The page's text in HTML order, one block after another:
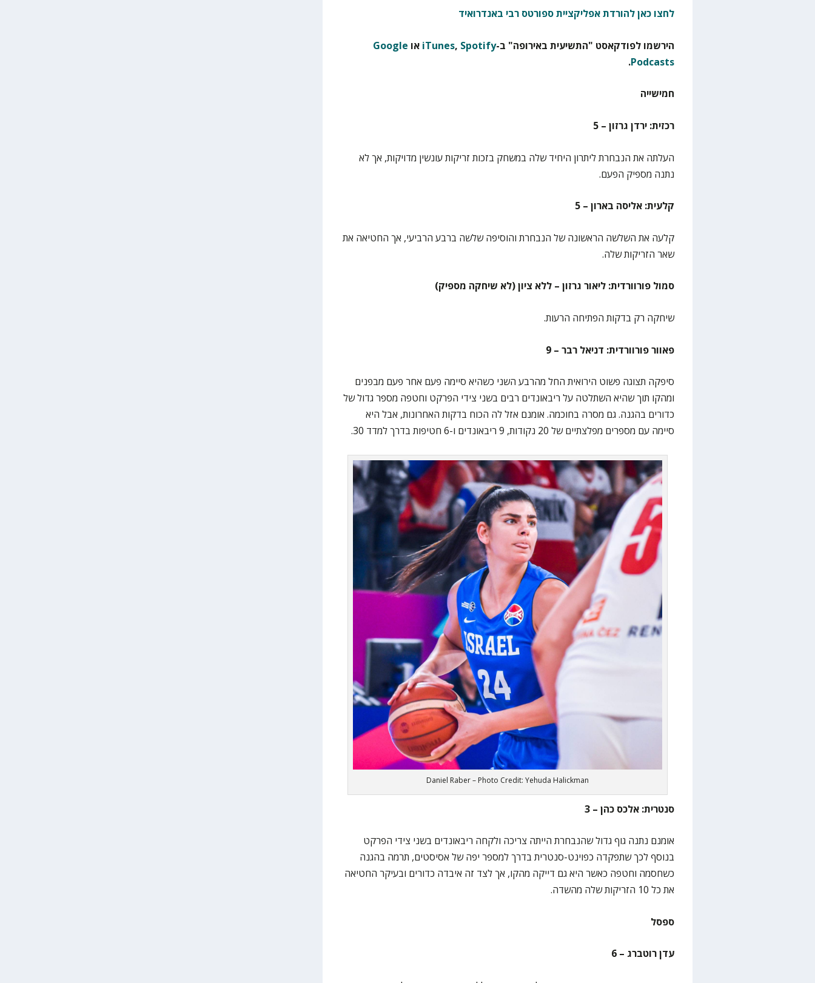
לחצו כאן להורדת אפליקציית ספורטס רבי באנדרואיד
הירשמו לפודקאסט "התשיעית באירופה" ב- iTunes, Spotify או Google
Podcasts
.
חמישייה
רכזית: ירדן גרזון – 5
העלתה את הנבחרת ליתרון היחיד שלה במשחק בזכות זריקות עונשין מדויקות, אך לא
נתנה מספיק הפעם.
קלעית: אליסה בארון – 5
קלעה את השלשה הראשונה של הנבחרת והוסיפה שלשה ברבע הרביעי, אך החטיאה את
שאר הזריקות שלה.
סמול פורוורדית: ליאור גרזון – ללא ציון (לא שיחקה מספיק)
שיחקה רק בדקות הפתיחה הרעות.
פאוור פורוורדית: דניאל רבר – 9
סיפקה תצוגה פשוט הירואית החל מהרבע השני כשהיא סיימה פעם אחר פעם מבפנים
ומהקו תוך שהיא השתלטה על ריבאונדים רבים בשני צידי הפרקט וחטפה מספר גדול של
כדורים בהגנה. גם מסרה בחוכמה. אומנם אזל לה הכוח בדקות האחרונות, אבל היא
סיימה עם מספרים מפלצתיים של 20 נקודות, 9 ריבאונדים ו-6 חטיפות בדרך למדד 30.
Daniel Raber – Photo Credit: Yehuda Halickman
סנטרית: אלכס כהן – 3
אומנם נתנה גוף גדול שהנבחרת הייתה צריכה ולקחה ריבאונדים בשני צידי הפרקט
בנוסף לכך שתפקדה כפוינט-סנטרית בדרך למספר יפה של אסיסטים, תרמה בהגנה
כשחסמה וחטפה כאשר היא גם דייקה מהקו, אך לצד זה איבדה כדורים ובעיקר החטיאה
את כל 10 הזריקות שלה מהשדה.
ספסל
עדן רוטברג – 6